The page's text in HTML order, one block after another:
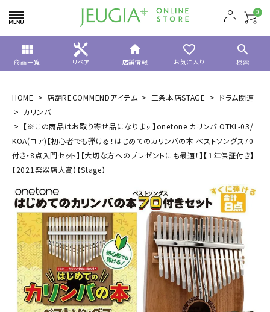
0
view_module
商品一覧 リペア
home
店舗情報
favorite_border
お気に入り
search
検索
HOME 店舗RECOMMENDアイテム 三条本店STAGE
ドラム関連
カリンバ
【※この商品はお取り寄せ品になります】onetone カリンバ OTKL-03/
KOA(コア)【初心者でも弾ける！はじめてのカリンバの本 ベストソングス70
付き・8点入門セット】【大切な方へのプレゼントにも最適！】【１年保証付き】
【2021楽器店大賞】【Stage】